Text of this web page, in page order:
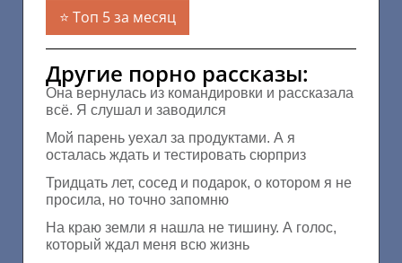
Топ 5 за месяц
Другие порно рассказы:
Она вернулась из командировки и рассказала
всё. Я слушал и заводился
Мой парень уехал за продуктами. А я
осталась ждать и тестировать сюрприз
Тридцать лет, сосед и подарок, о котором я не
просила, но точно запомню
На краю земли я нашла не тишину. А голос,
который ждал меня всю жизнь